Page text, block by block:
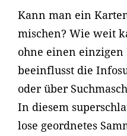
Kann man ein
mischen? Wie weit
ohne einen einzigen
beeinflusst die
oder über
In diesem
lose geordnetes